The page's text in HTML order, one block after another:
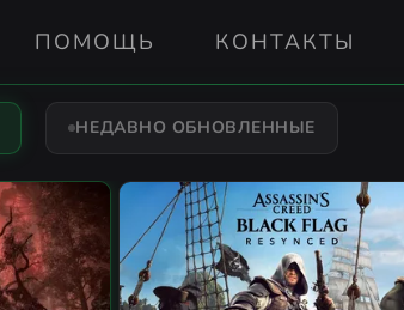
ПОМОЩЬ КОНТАКТЫ
НЕДАВНО ОБНОВЛЕННЫЕ